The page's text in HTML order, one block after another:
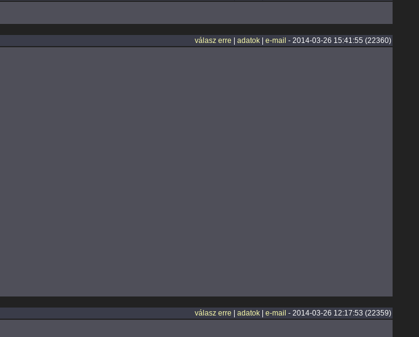
válasz erre adatok| e-mail - 2014-03-26 15:41:55 (22360)
válasz erre adatok| e-mail - 2014-03-26 12:17:53 (22359)